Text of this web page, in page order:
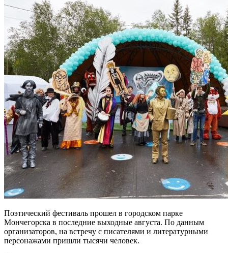
Поэтический фестиваль прошел в городском парке
Мончегорска в последние выходные августа. По данным
организаторов, на встречу с писателями и литературными
персонажами пришли тысячи человек.